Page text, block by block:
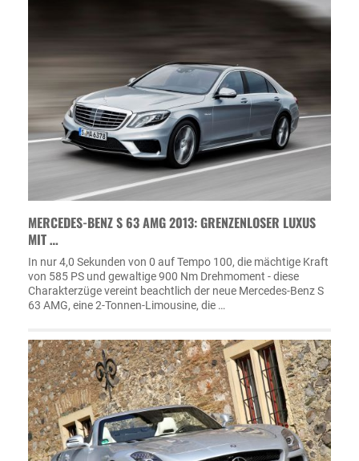
MERCEDES-BENZ S 63 AMG 2013: GRENZENLOSER LUXUS
MIT …
In nur 4,0 Sekunden von 0 auf Tempo 100, die mächtige Kraft
von 585 PS und gewaltige 900 Nm Drehmoment - diese
Charakterzüge vereint beachtlich der neue Mercedes-Benz S
63 AMG, eine 2-Tonnen-Limousine, die …